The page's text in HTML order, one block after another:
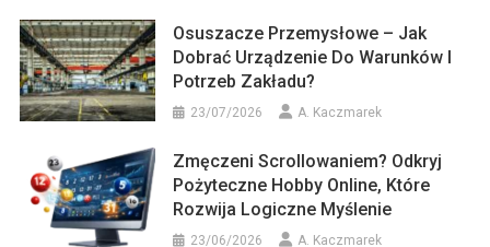
Osuszacze Przemysłowe – Jak
Dobrać Urządzenie Do Warunków I
Potrzeb Zakładu?
23/07/2026 A. Kaczmarek
Zmęczeni Scrollowaniem? Odkryj
Pożyteczne Hobby Online, Które
Rozwija Logiczne Myślenie
23/06/2026 A. Kaczmarek